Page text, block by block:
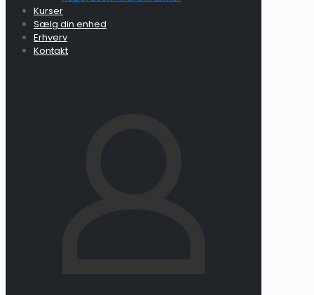
Kurser
Sælg din enhed
Erhverv
Kontakt